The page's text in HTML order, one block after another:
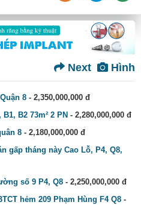
Hình
Next
8 - 2,350,000,000 đ
B2 73m² 2 PN - 2,280,000,000 đ
8 - 2,180,000,000 đ
gấp tháng này Cao Lỗ, P4, Q8,
số 9 P4, Q8 - 2,250,000,000 đ
hẻm 209 Phạm Hùng F4 Q8 -